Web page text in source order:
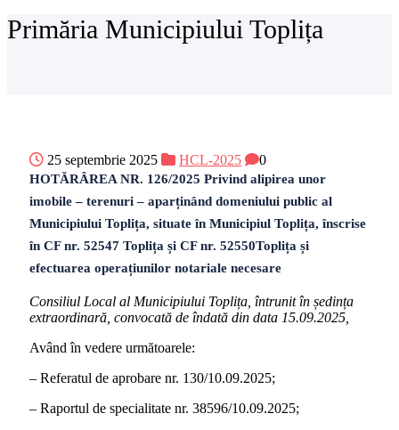
Primăria Municipiului Toplița
25 septembrie 2025 HCL-2025 0
HOTĂRÂREA NR. 126/2025 Privind alipirea unor
imobile – terenuri – aparținând domeniului public al
Municipiului Toplița, situate în Municipiul Toplița, înscrise
în CF nr. 52547 Toplița și CF nr. 52550Toplița și
efectuarea operațiunilor notariale necesare
Consiliul Local al Municipiului Toplița, întrunit în ședința
extraordinară, convocată de îndată din data 15.09.2025,
Având în vedere următoarele:
– Referatul de aprobare nr. 130/10.09.2025;
– Raportul de specialitate nr. 38596/10.09.2025;